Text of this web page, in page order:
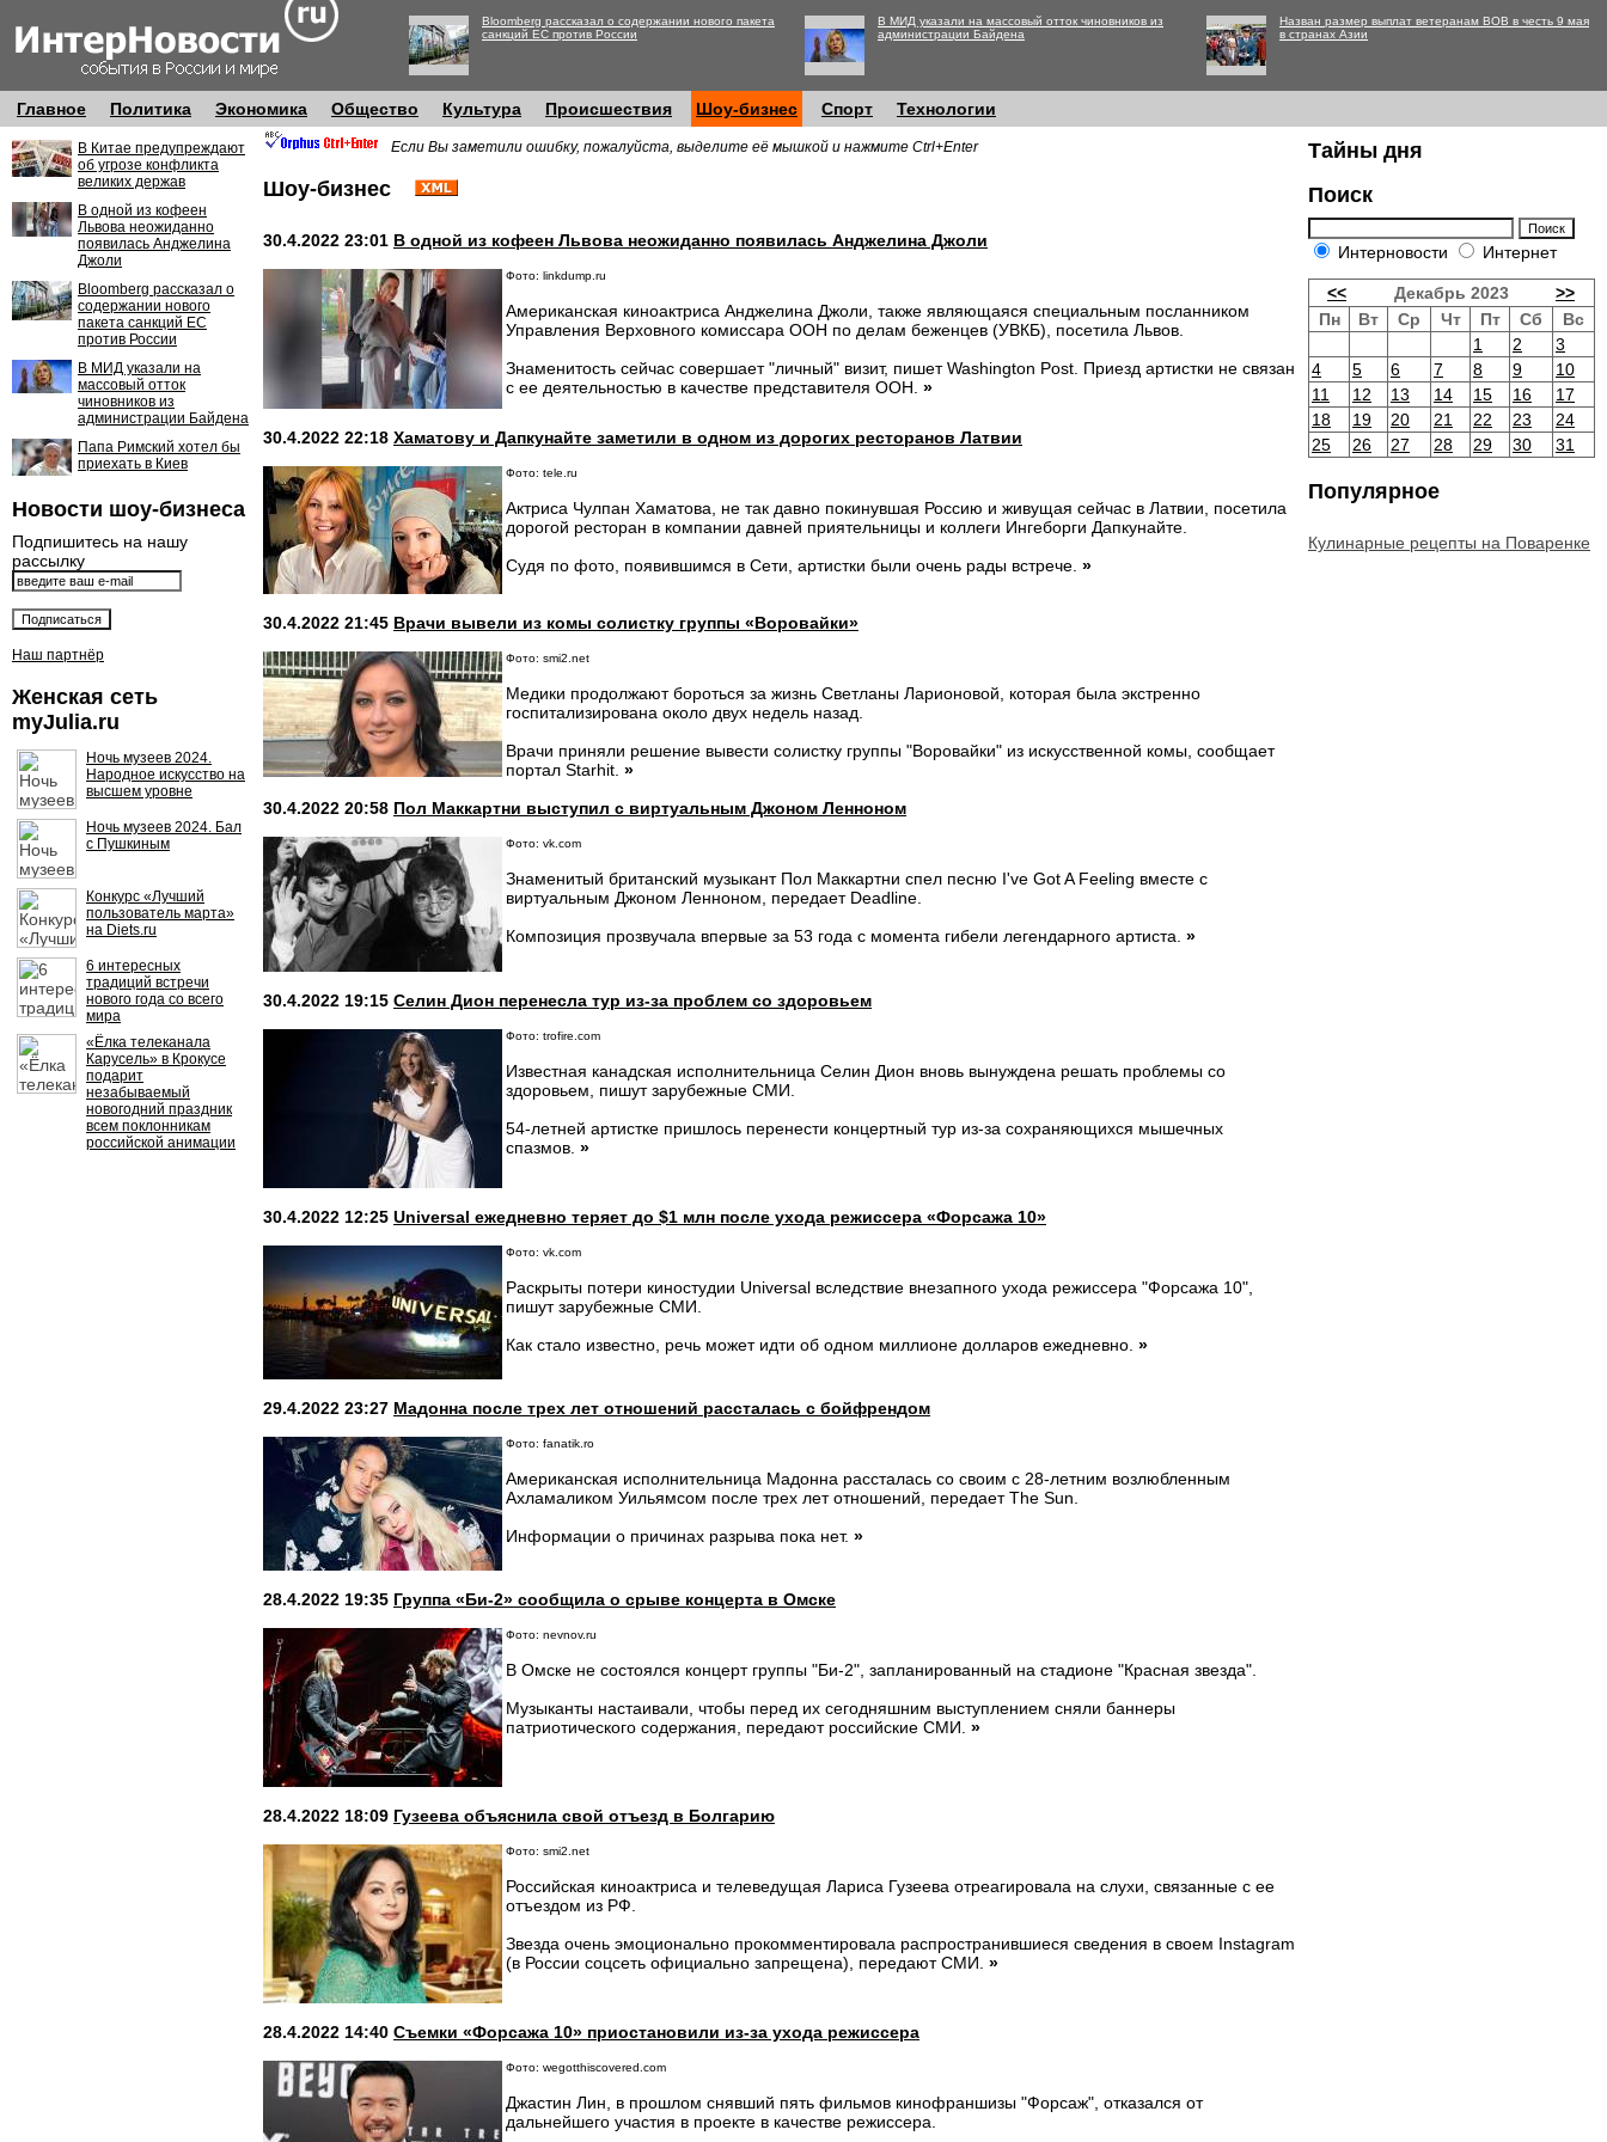
Bloomberg рассказал о содержании нового пакета
санкций ЕС против России
В МИД указали на массовый отток чиновников из
администрации Байдена
Назван размер выплат ветеранам ВОВ в честь 9 мая
в странах Азии
Главное Политика Экономика Общество Культура Происшествия Шоу-бизнес Спорт Технологии
В Китае предупреждают
об угрозе конфликта
великих держав
В одной из кофеен
Львова неожиданно
появилась Анджелина
Джоли
Bloomberg рассказал о
содержании нового
пакета санкций ЕС
против России
В МИД указали на
массовый отток
чиновников из
администрации Байдена
Папа Римский хотел бы
приехать в Киев
Новости шоу-бизнеса
Подпишитесь на нашу
рассылку
Наш партнёр
Женская сеть
myJulia.ru
Ночь музеев 2024.
Народное искусство на
высшем уровне
Ночь музеев 2024. Бал
с Пушкиным
Конкурс «Лучший
пользователь марта»
на Diets.ru
6 интересных
традиций встречи
нового года со всего
мира
«Ёлка телеканала
Карусель» в Крокусе
подарит
незабываемый
новогодний праздник
всем поклонникам
российской анимации
Если Вы заметили ошибку, пожалуйста, выделите её мышкой и нажмите Ctrl+Enter
Шоу-бизнес
30.4.2022 23:01 В одной из кофеен Львова неожиданно появилась Анджелина Джоли
Фото: linkdump.ru
Американская киноактриса Анджелина Джоли, также являющаяся специальным посланником
Управления Верховного комиссара ООН по делам беженцев (УВКБ), посетила Львов.
Знаменитость сейчас совершает "личный" визит, пишет Washington Post. Приезд артистки не связан
с ее деятельностью в качестве представителя ООН. »
30.4.2022 22:18 Хаматову и Дапкунайте заметили в одном из дорогих ресторанов Латвии
Фото: tele.ru
Актриса Чулпан Хаматова, не так давно покинувшая Россию и живущая сейчас в Латвии, посетила
дорогой ресторан в компании давней приятельницы и коллеги Ингеборги Дапкунайте.
Судя по фото, появившимся в Сети, артистки были очень рады встрече. »
30.4.2022 21:45 Врачи вывели из комы солистку группы «Воровайки»
Фото: smi2.net
Медики продолжают бороться за жизнь Светланы Ларионовой, которая была экстренно
госпитализирована около двух недель назад.
Врачи приняли решение вывести солистку группы "Воровайки" из искусственной комы, сообщает
портал Starhit. »
30.4.2022 20:58 Пол Маккартни выступил с виртуальным Джоном Ленноном
Фото: vk.com
Знаменитый британский музыкант Пол Маккартни спел песню I've Got A Feeling вместе с
виртуальным Джоном Ленноном, передает Deadline.
Композиция прозвучала впервые за 53 года с момента гибели легендарного артиста. »
30.4.2022 19:15 Селин Дион перенесла тур из-за проблем со здоровьем
Фото: trofire.com
Известная канадская исполнительница Селин Дион вновь вынуждена решать проблемы со
здоровьем, пишут зарубежные СМИ.
54-летней артистке пришлось перенести концертный тур из-за сохраняющихся мышечных
спазмов. »
30.4.2022 12:25 Universal ежедневно теряет до $1 млн после ухода режиссера «Форсажа 10»
Фото: vk.com
Раскрыты потери киностудии Universal вследствие внезапного ухода режиссера "Форсажа 10",
пишут зарубежные СМИ.
Как стало известно, речь может идти об одном миллионе долларов ежедневно. »
29.4.2022 23:27 Мадонна после трех лет отношений рассталась с бойфрендом
Фото: fanatik.ro
Американская исполнительница Мадонна рассталась со своим с 28-летним возлюбленным
Ахламаликом Уильямсом после трех лет отношений, передает The Sun.
Информации о причинах разрыва пока нет. »
28.4.2022 19:35 Группа «Би-2» сообщила о срыве концерта в Омске
Фото: nevnov.ru
В Омске не состоялся концерт группы "Би-2", запланированный на стадионе "Красная звезда".
Музыканты настаивали, чтобы перед их сегодняшним выступлением сняли баннеры
патриотического содержания, передают российские СМИ. »
28.4.2022 18:09 Гузеева объяснила свой отъезд в Болгарию
Фото: smi2.net
Российская киноактриса и телеведущая Лариса Гузеева отреагировала на слухи, связанные с ее
отъездом из РФ.
Звезда очень эмоционально прокомментировала распространившиеся сведения в своем Instagram
(в России соцсеть официально запрещена), передают СМИ. »
28.4.2022 14:40 Съемки «Форсажа 10» приостановили из-за ухода режиссера
Фото: wegotthiscovered.com
Джастин Лин, в прошлом снявший пять фильмов кинофраншизы "Форсаж", отказался от
дальнейшего участия в проекте в качестве режиссера.
Тайны дня
Поиск
Интерновости Интернет
<< Декабрь 2023
>>
Пн
Вт Ср Чт Пт Сб
Вс
1
2
3
4
5 6 7 8 9
10
11
12 13 14 15 16
17
18
19 20 21 22 23
24
25
26 27 28 29 30 31
Популярное
Кулинарные рецепты на Поваренке